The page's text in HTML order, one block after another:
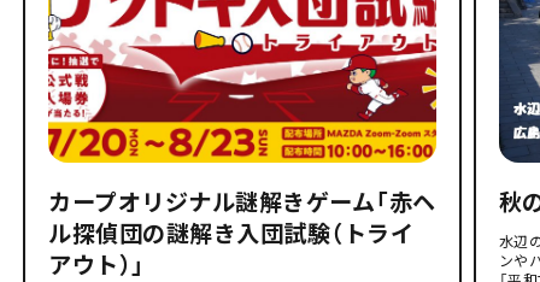
カープオリジナル謎解きゲーム「赤ヘ
ル探偵団の謎解き入団試験（トライ
アウト）」
秋
水辺
ンや